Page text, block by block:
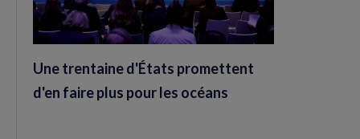
Une trentaine d'États promettent
d'en faire plus pour les océans